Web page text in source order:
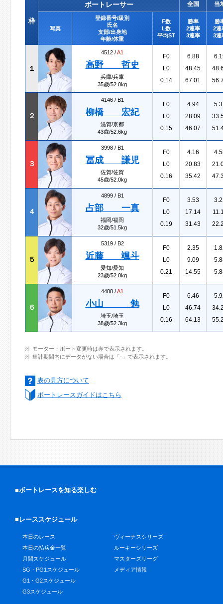
枠
ボートレーサー 全国 当
写真
登録番号/級別
氏名
支部/出身地
年齢/体重
F数
L数
平均ST
勝率
2連率
3連率
勝
2連
3連
１
4512 /A1
高野 哲史
兵庫/兵庫
35歳/52.0kg
F0
L0
0.14
6.88
48.45
67.01
２
4146 / B1
柳橋 宏紀
滋賀/京都
43歳/52.6kg
F0
L0
0.15
4.94
28.09
46.07
３
3998 / B1
冨成 謙児
佐賀/佐賀
45歳/52.0kg
F0
L0
0.16
4.16
20.83
35.42
４
4899 / B1
占部 一真
福岡/福岡
32歳/51.5kg
F0
L0
0.19
3.53
17.14
31.43
５
5319 / B2
近藤 颯斗
愛知/愛知
23歳/52.0kg
F0
L0
0.21
2.35
9.09
14.55
６
4488 /A1
小山 勉
埼玉/埼玉
38歳/52.3kg
F0
L0
0.16
6.46
46.74
64.13
モーター・ボート変更時は赤で表示されます。
集計期間内にデータがない場合は「-」で表示されます。
表の見方について
ボートレースガイドはこちら
■ボートレースを知る楽しむ
■レーススケジュール
本日のレース
本日の払戻金一覧
月間スケジュール
SG・PG1スケジュール
G1・G2スケジュール
G3スケジュール
ヴィーナスシリーズ
ルーキーシリーズ
マスターズリーグ
メディア情報